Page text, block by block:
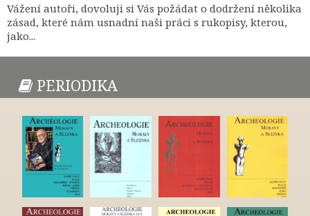
Vážení autoři, dovoluji si Vás požádat o dodržení několika
zásad, které nám usnadní naši práci s rukopisy, kterou,
jako...
PERIODIKA